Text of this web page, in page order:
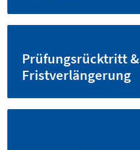
Prüfungsrücktritt &
Fristverlängerung